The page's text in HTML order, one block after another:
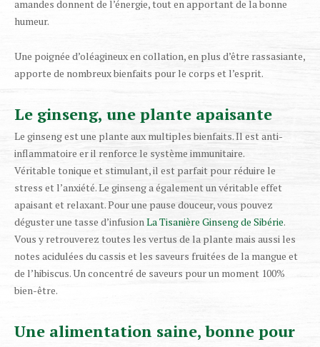
amandes donnent de l’énergie, tout en apportant de la bonne
humeur.
Une poignée d’oléagineux en collation, en plus d’être rassasiante,
apporte de nombreux bienfaits pour le corps et l’esprit.
Le ginseng, une plante apaisante
Le ginseng est une plante aux multiples bienfaits. Il est anti-
inflammatoire er il renforce le système immunitaire.
Véritable tonique et stimulant, il est parfait pour réduire le
stress et l’anxiété. Le ginseng a également un véritable effet
apaisant et relaxant. Pour une pause douceur, vous pouvez
déguster une tasse d’infusion La Tisanière Ginseng de Sibérie.
Vous y retrouverez toutes les vertus de la plante mais aussi les
notes acidulées du cassis et les saveurs fruitées de la mangue et
de l’hibiscus. Un concentré de saveurs pour un moment 100%
bien-être.
Une alimentation saine, bonne pour